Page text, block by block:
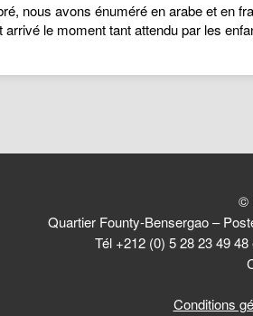
nous avons énuméré en arabe et en
le moment tant attendu par les
©
Quartier Founty-Bensergao –
Tél +212 (0) 5 28 23 49
Conditions